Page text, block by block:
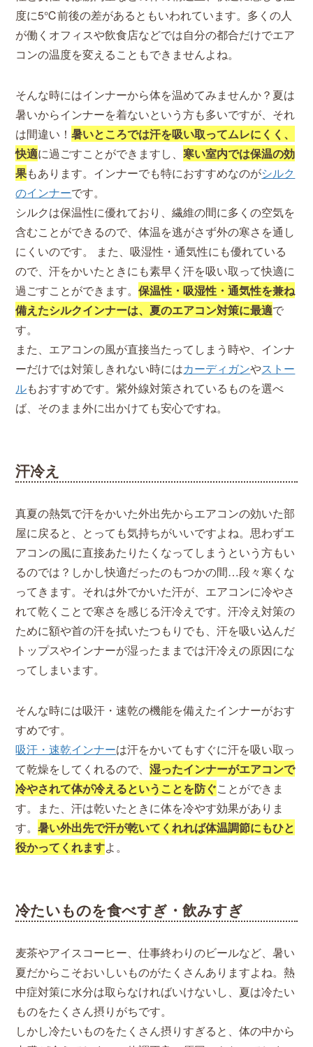
度に5℃前後の差があるともいわれています。多くの人
が働くオフィスや飲食店などでは自分の都合だけでエア
コンの温度を変えることもできませんよね。
そんな時にはインナーから体を温めてみませんか？夏は
暑いからインナーを着ないという方も多いですが、それ
は間違い！暑いところでは汗を吸い取ってムレにくく、
快適に過ごすことができますし、寒い室内では保温の効
果もあります。インナーでも特におすすめなのがシルク
のインナーです。
シルクは保温性に優れており、繊維の間に多くの空気を
含むことができるので、体温を逃がさず外の寒さを通し
にくいのです。 また、吸湿性・通気性にも優れている
ので、汗をかいたときにも素早く汗を吸い取って快適に
過ごすことができます。保温性・吸湿性・通気性を兼ね
備えたシルクインナーは、夏のエアコン対策に最適で
す。
また、エアコンの風が直接当たってしまう時や、インナ
ーだけでは対策しきれない時にはカーディガンやストー
ルもおすすめです。紫外線対策されているものを選べ
ば、そのまま外に出かけても安心ですね。
汗冷え
真夏の熱気で汗をかいた外出先からエアコンの効いた部
屋に戻ると、とっても気持ちがいいですよね。思わずエ
アコンの風に直接あたりたくなってしまうという方もい
るのでは？しかし快適だったのもつかの間…段々寒くな
ってきます。それは外でかいた汗が、エアコンに冷やさ
れて乾くことで寒さを感じる汗冷えです。汗冷え対策の
ために額や首の汗を拭いたつもりでも、汗を吸い込んだ
トップスやインナーが湿ったままでは汗冷えの原因にな
ってしまいます。
そんな時には吸汗・速乾の機能を備えたインナーがおす
すめです。
吸汗・速乾インナーは汗をかいてもすぐに汗を吸い取っ
て乾燥をしてくれるので、湿ったインナーがエアコンで
冷やされて体が冷えるということを防ぐことができま
す。また、汗は乾いたときに体を冷やす効果がありま
す。暑い外出先で汗が乾いてくれれば体温調節にもひと
役かってくれますよ。
冷たいものを食べすぎ・飲みすぎ
麦茶やアイスコーヒー、仕事終わりのビールなど、暑い
夏だからこそおいしいものがたくさんありますよね。熱
中症対策に水分は取らなければいけないし、夏は冷たい
ものをたくさん摂りがちです。
しかし冷たいものをたくさん摂りすぎると、体の中から